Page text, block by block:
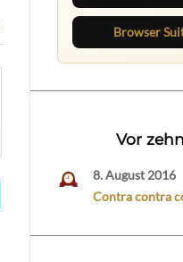
Browser
Vor
8. August 2016
Contra contra